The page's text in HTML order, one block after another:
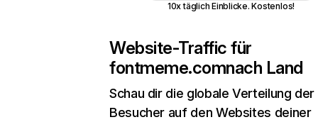
10x täglich Einblicke. Kostenlos!
Website-Traffic für
fontmeme.comnach Land
Schau dir die globale Verteilung der
Besucher auf den Websites deiner